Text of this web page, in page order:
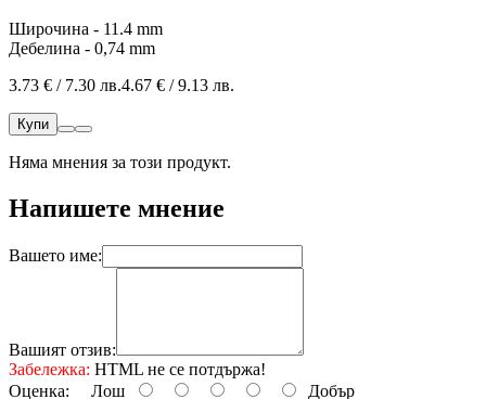
Широчина - 11.4 mm
Дебелина - 0,74 mm
3.73 € / 7.30 лв.4.67 € / 9.13 лв.
Купи
Няма мнения за този продукт.
Напишете мнение
Вашето име:
Вашият отзив:
Забележка: HTML не се потдържа!
Оценка: Лош Добър